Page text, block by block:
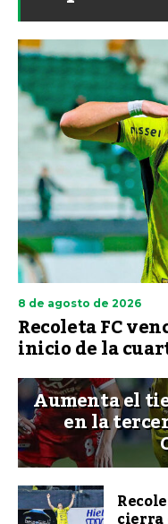
8 de agosto de 2026
Recoleta FC
inicio de la
Aumenta el
en la